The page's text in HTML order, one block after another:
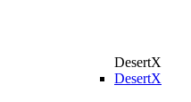
DesertX
DesertX